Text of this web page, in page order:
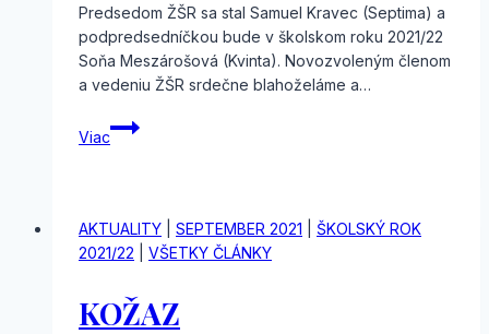
Predsedom ŽŠR sa stal Samuel Kravec (Septima) a
podpredsedníčkou bude v školskom roku 2021/22
Soňa Meszárošová (Kvinta). Novozvoleným členom
a vedeniu ŽŠR srdečne blahoželáme a…
Viac
VOĽBY
DO
AKTUALITY SEPTEMBER 2021
ŠKOLSKÝ ROK
2021/22
VŠETKY ČLÁNKY
KOŽAZ